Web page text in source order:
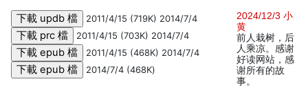
2011/4/15 (719K) 2014/7/4
2011/4/15 (703K) 2014/7/4
2011/4/15 (468K) 2014/7/4
2014/7/4 (468K)
2024/12/3 小
黄
前人栽树，后
人乘凉。感谢
好读网站，感
谢所有的故
事。